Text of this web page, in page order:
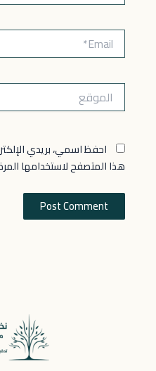
Email*
الموقع
احفظ اسمي، بريدي
هذا المتصفح لاستخدامها